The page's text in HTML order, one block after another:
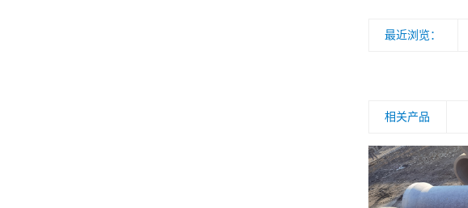
最近浏览：
相关产品